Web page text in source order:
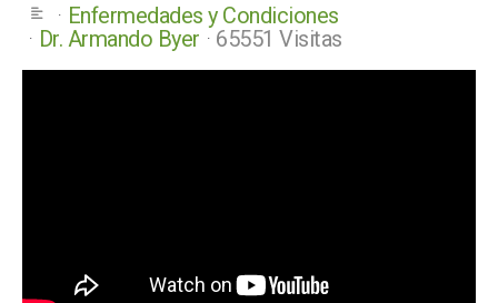
Enfermedades y Condiciones
Dr. Armando Byer
65551 Visitas